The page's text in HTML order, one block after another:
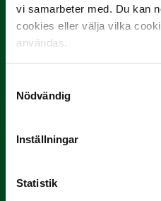
vi samarbeter med. Du kan
cookies eller välja vilka
användas.
Nödvändig
Inställningar
Statistik
3 JULI
Rösta på Månadens